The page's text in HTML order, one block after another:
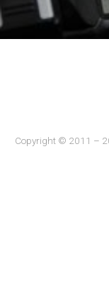
Copyright © 2011 –